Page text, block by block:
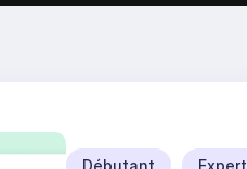
Débutant Expert